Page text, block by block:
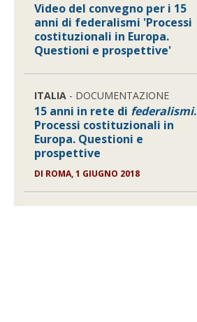
Video del convegno per i 15
anni di federalismi 'Processi
costituzionali in Europa.
Questioni e prospettive'
ITALIA - DOCUMENTAZIONE
15 anni in rete di federalismi.
Processi costituzionali in
Europa. Questioni e
prospettive
DI ROMA, 1 GIUGNO 2018